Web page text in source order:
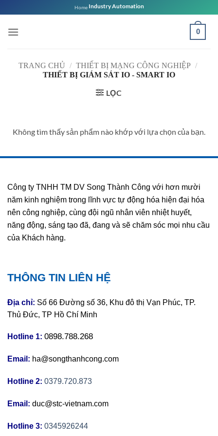
qua
nội
Home Industry Automation
0
TRANG CHỦ / THIẾT BỊ MẠNG CÔNG NGHIỆP /
THIẾT BỊ GIÁM SÁT IO - SMART IO
LỌC
Không tìm thấy sản phẩm nào khớp với lựa chọn của bạn.
Công ty TNHH TM DV Song Thành Công với hơn mười
năm kinh nghiệm trong lĩnh vực tự động hóa hiện đại hóa
nên công nghiệp, cùng đội ngũ nhân viên nhiệt huyết,
năng động, sáng tạo đã, đang và sẽ chăm sóc mọi nhu cầu
của Khách hàng.
THÔNG TIN LIÊN HỆ
Địa chỉ: Số 66 Đường số 36, Khu đô thị Vạn Phúc, TP.
Thủ Đức, TP Hồ Chí Minh
Hotline 1: 0898.788.268
Email: ha@songthanhcong.com
Hotline 2: 0379.720.873
Email: duc@stc-vietnam.com
Hotline 3: 0345926244